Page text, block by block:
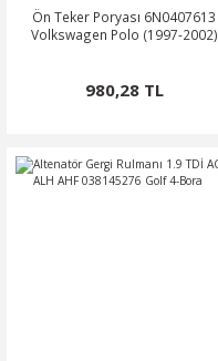
Ön Teker Poryası 6N0407613
Volkswagen Polo (1997-2002)
980,28 TL